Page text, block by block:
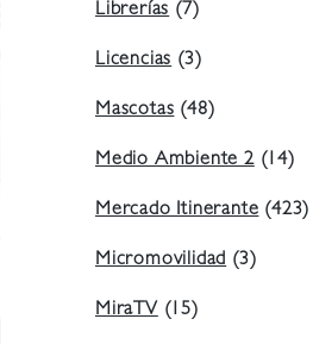
Librerías(7)
Licencias(3)
Mascotas(48)
Medio Ambiente 2(14)
Mercado Itinerante(423)
Micromovilidad(3)
MiraTV(15)